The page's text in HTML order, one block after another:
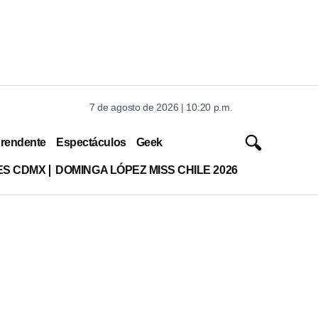
7 de agosto de 2026 | 10:20 p.m.
Espectáculos Geek
CDMX DOMINGA LÓPEZ MISS CHILE 2026